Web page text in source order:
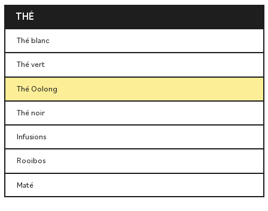
Thé
Thé blanc
Thé vert
Thé Oolong
Thé noir
Infusions
Rooibos
Maté